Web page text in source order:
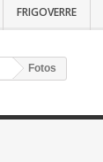
FRIGOVERRE
Fotos